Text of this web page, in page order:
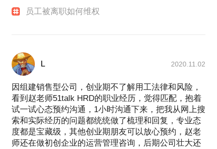
员工被离职如何维权
L 2020.11.02
因组建销售型公司，创业期不了解用工法律和风险，
看到赵老师51talk HRD的职业经历，觉得匹配，抱着
试一试心态预约沟通，1小时沟通下来，把我从网上搜
索和实际经历的问题都统统做了梳理和回复，专业态
度都是宝藏级，其他创业期朋友可以放心预约，赵老
师还在做初创企业的运营管理咨询，后期公司壮大还